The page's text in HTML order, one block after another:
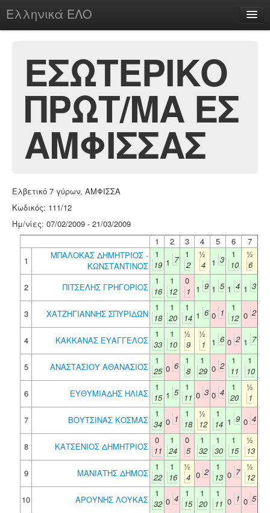
Ελληνικά ΕΛΟ
chesstu.be @ discord
Login
ΕΣΩΤΕΡΙΚΟ
ΠΡΩΤ/ΜΑ ΕΣ
ΑΜΦΙΣΣΑΣ
Ελβετικό 7 γύρων, ΑΜΦΙΣΣΑ
Κωδικός: 111/12
Ημ/νίες: 07/02/2009 - 21/03/2009
1
2 3 4 5 6
7
1
ΜΠΑΛΟΚΑΣ ΔΗΜΗΤΡΙΟΣ -
ΚΩΝΣΤΑΝΤΙΝΟΣ
1
19 1 7
1
2
½
4
1 3
1
10
½
6
2
ΠΙΤΣΕΛΗΣ ΓΡΗΓΟΡΙΟΣ
1
16
1
12
0
1 1 9 1 5 1 4 1 3
3 ΧΑΤΖΗΓΙΑΝΝΗΣ ΣΠΥΡΙΔΩΝ
1
18
1
20
1
14 1 6 0 1
1
12 0 2
4 ΚΑΚΚΑΝΑΣ ΕΥΑΓΓΕΛΟΣ
1
33
1
10
½
9
½
1
1 6 0 2 1 7
5 ΑΝΑΣΤΑΣΙΟΥ ΑΘΑΝΑΣΙΟΣ
1
25 0 6
1
8
1
29 0 2
1
11
1
10
6
ΕΥΘΥΜΙΑΔΗΣ ΗΛΙΑΣ
1
15 1 5
1
11 0 3 0 4
1
20
½
1
7
ΒΟΥΤΣΙΝΑΣ ΚΟΣΜΑΣ
1
34 0 1
1
18
½
12
1
14 1 9 0 4
8 ΚΑΤΣΕΝΙΟΣ ΔΗΜΗΤΡΙΟΣ
0
11
1
24
0
5
1
32
1
30
1
15
½
13
9
ΜΑΝΙΑΤΗΣ ΔΗΜΟΣ
1
22
1
16
½
4 0 2
1
13 0 7
½
12
10
ΑΡΟΥΝΗΣ ΛΟΥΚΑΣ
1
32 0 4
1
15
1
20
1
11 0 1 0 5